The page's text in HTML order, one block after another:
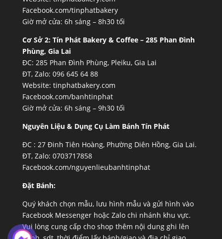
Facebook.com/tinphatbakery
Giờ mở cửa: 6h sáng – 8h30 tối
Cơ Sở 2: Tín Phát Bakery & Coffee – 285 Phan Đình
Phùng, Gia Lai
ĐC: 285 Phan Đình Phùng, Pleiku, Gia Lai
ĐT, Zalo: 096 645 64 88
Website: tinphatbakery.com
Facebook.com/banhtinphat
Giờ mở cửa: 6h sáng – 9h30 tối
Nguyên Liệu & Dụng Cụ Làm Bánh Tín Phát
ĐC : 27 Đinh Tiên Hoàng, Phường Diên Hồng, Gia Lai.
ĐT, Zalo: 0703717858
Facebook.com/nguyenlieubanhtinphat
Đặt Bánh:
Quý khách chọn mẫu, lưu hình mẫu và gửi hình vào
Facebook Messenger hoặc Zalo chi nhánh khu vực.
Vui lòng cung cấp cho shop thêm nội dung ghi lên